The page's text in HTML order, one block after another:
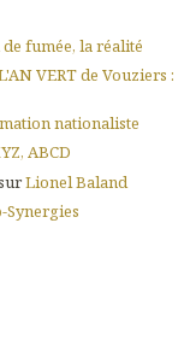
fumée, la réalité
VERT de Vouziers :
nationaliste
ABCD
Lionel Baland
Synergies